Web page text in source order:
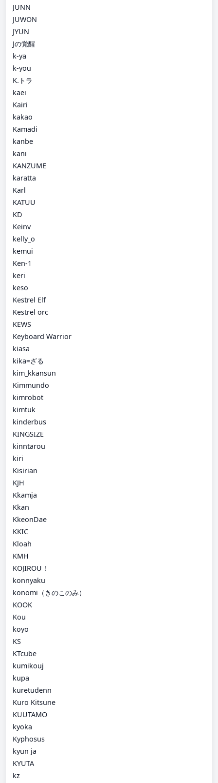
JUNN
JUWON
JYUN
Jの覚醒
k-ya
k-you
K.トラ
kaei
Kairi
kakao
Kamadi
kanbe
kani
KANZUME
karatta
Karl
KATUU
KD
Keinv
kelly_o
kemui
Ken-1
keri
keso
Kestrel Elf
Kestrel orc
KEWS
Keyboard Warrior
kiasa
kika=ざる
kim_kkansun
Kimmundo
kimrobot
kimtuk
kinderbus
KINGSIZE
kinntarou
kiri
Kisirian
KJH
Kkamja
Kkan
KkeonDae
KKIC
Kloah
KMH
KOJIROU！
konnyaku
konomi（きのこのみ）
KOOK
Kou
koyo
KS
KTcube
kumikouj
kupa
kuretudenn
Kuro Kitsune
KUUTAMO
kyoka
Kyphosus
kyun ja
KYUTA
kz